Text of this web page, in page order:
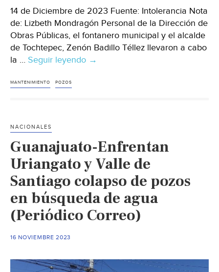
14 de Diciembre de 2023 Fuente: Intolerancia Nota
de: Lizbeth Mondragón Personal de la Dirección de
Obras Públicas, el fontanero municipal y el alcalde
de Tochtepec, Zenón Badillo Téllez llevaron a cabo
la … Seguir leyendo Puebla-
en
Tochtepec
(Intolerancia)
→
MANTENIMIENTO POZOS
NACIONALES
Guanajuato-Enfrentan
Uriangato y Valle de
Santiago colapso de pozos
en búsqueda de agua
(Periódico Correo)
16 NOVIEMBRE 2023